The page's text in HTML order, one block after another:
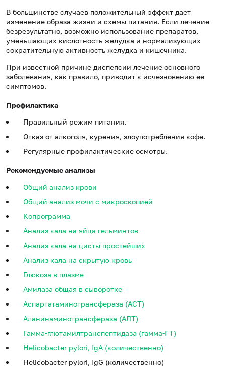
В большинстве случаев положительный эффект дает
изменение образа жизни и схемы питания. Если лечение
безрезультатно, возможно использование препаратов,
уменьшающих кислотность желудка и нормализующих
сократительную активность желудка и кишечника.
При известной причине диспепсии лечение основного
заболевания, как правило, приводит к исчезновению ее
симптомов.
Профилактика
Правильный режим питания.
Отказ от алкоголя, курения, злоупотребления кофе.
Регулярные профилактические осмотры.
Рекомендуемые анализы
Общий анализ крови
Общий анализ мочи с микроскопией
Копрограмма
Анализ кала на яйца гельминтов
Анализ кала на цисты простейших
Анализ кала на скрытую кровь
Глюкоза в плазме
Амилаза общая в сыворотке
Аспартатаминотрансфераза (АСТ)
Аланинаминотрансфераза (АЛТ)
Гамма-глютамилтранспептидаза (гамма-ГТ)
Helicobacter pylori, IgA (количественно)
Helicobacter pylori, IgG (количественно)